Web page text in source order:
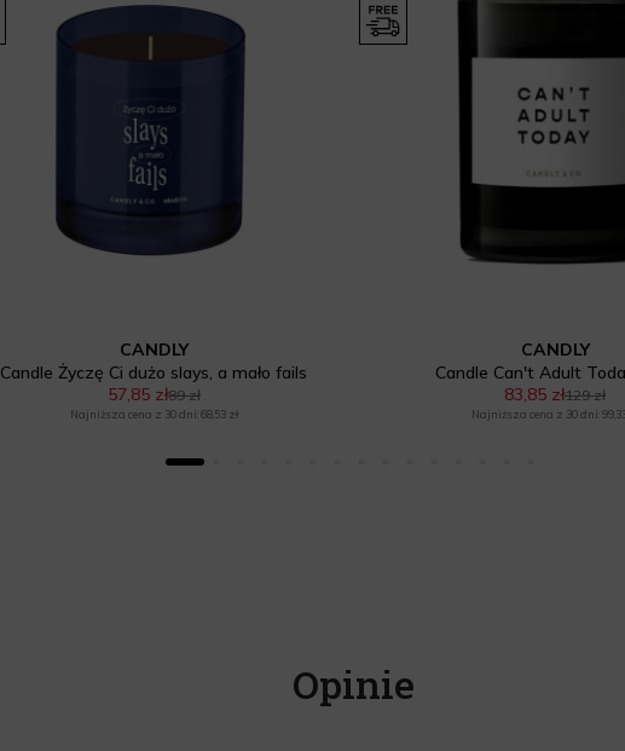
CANDLY
Candle Życzę Ci dużo slays, a mało fails
57,85 zł89 zł
Najniższa cena z 30 dni: 68,53 zł
CANDLY
Candle Can't Adult
83,85 zł129 zł
Najniższa cena z 30 dni:
Opinie